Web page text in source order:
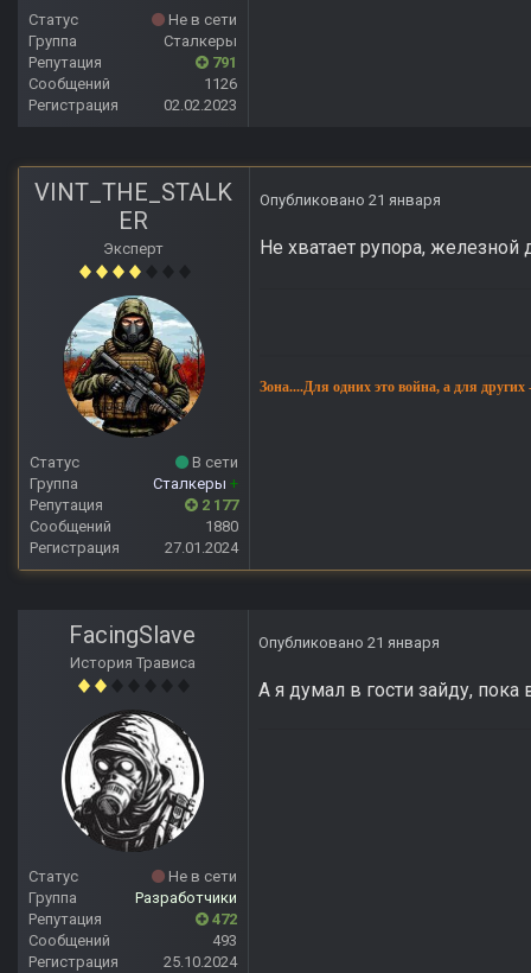
Статус
Не в сети
Группа
Сталкеры
Репутация
791
Сообщений
1126
Регистрация
02.02.2023
VINT_THE_STALK
ER
Эксперт
Статус
В сети
Группа
Сталкеры +
Репутация
2 177
Сообщений
1880
Регистрация
27.01.2024
Опубликовано 21 января
Не хватает рупора,
Зона....Для одних это война, а для
FacingSlave
История Трависа
Статус
Не в сети
Группа
Разработчики
Репутация
472
Сообщений
493
Регистрация
25.10.2024
Опубликовано 21 января
А я думал в гости зайду,